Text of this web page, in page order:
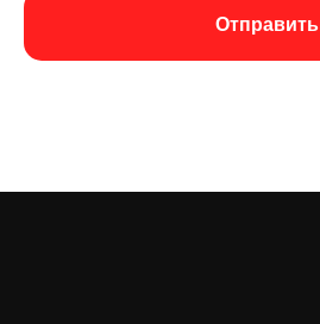
Отправить